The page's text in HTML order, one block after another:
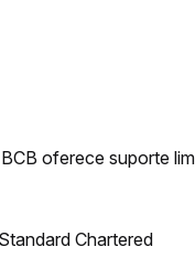
oferece suporte
Chartered